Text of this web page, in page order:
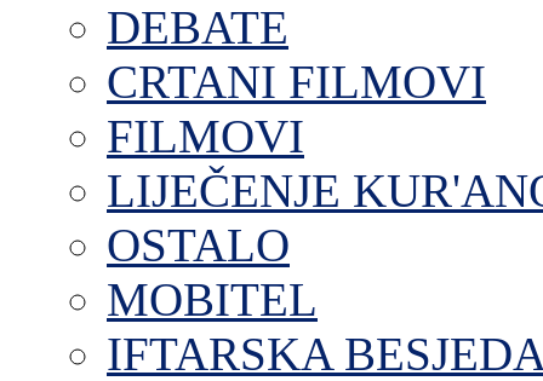
DEBATE
CRTANI FILMOVI
FILMOVI
LIJEČENJE
OSTALO
MOBITEL
IFTARSKA